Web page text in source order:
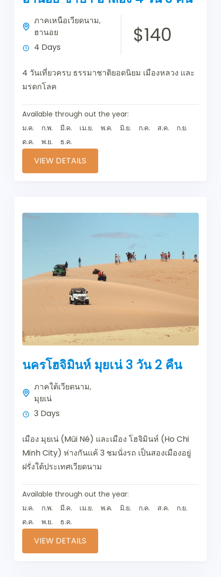
ภาคเหนือเวียดนาม,
ฮานอย
4 Days
$140
4 วันเที่ยวครบ ธรรมาชาติยอดนิยม เมืองหลวง เเละ
มรดกโลค
Available through out the year:
ม.ค.
ก.พ. มี.ค. เม.ย. พ.ค. มิ.ย. ก.ค. ส.ค.
ก.ย.
ต.ค.
พ.ย. ธ.ค.
VIEW DETAILS
นครโฮจิมินห์ มุยเน่ 3 วัน 2 คืน
ภาคใต้เวียดนาม,
มุยเน่
3 Days
เมือง มุยเน่ (Mũi Né) และเมือง โฮจิมินห์ (Ho Chi
Minh City) ห่างกันเเค้ 3 ชมนั่งรถ เป็นสองเมืองอยู่
ฝรั่งใต้ประเทศเวียดนาม
Available through out the year:
ม.ค.
ก.พ. มี.ค. เม.ย. พ.ค. มิ.ย. ก.ค. ส.ค.
ก.ย.
ต.ค.
พ.ย. ธ.ค.
VIEW DETAILS